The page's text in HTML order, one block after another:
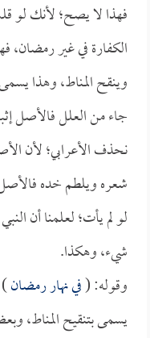
فهذا لا يصح؛ لأنك
الكفارة في غير رمضان،
وينقح المناط، وهذا
جاء من العلل فالأصل
نحذف الأعرابي؛ لأن
شعره ويلطم خده
لو لم يأت؛ لعلمنا أن
شيء، وهكذا.
وقوله: (في نهار رمضان)
يسمى بتنقيح المناط،